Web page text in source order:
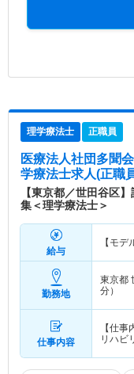
理学療法士 正職員
医療法人社団多聞
学療法士求人(正職
【東京都／世田谷区
集＜理学療法士＞
給与
【モデ
勤務地
東京都
分）
仕事内容
【仕
リハビ